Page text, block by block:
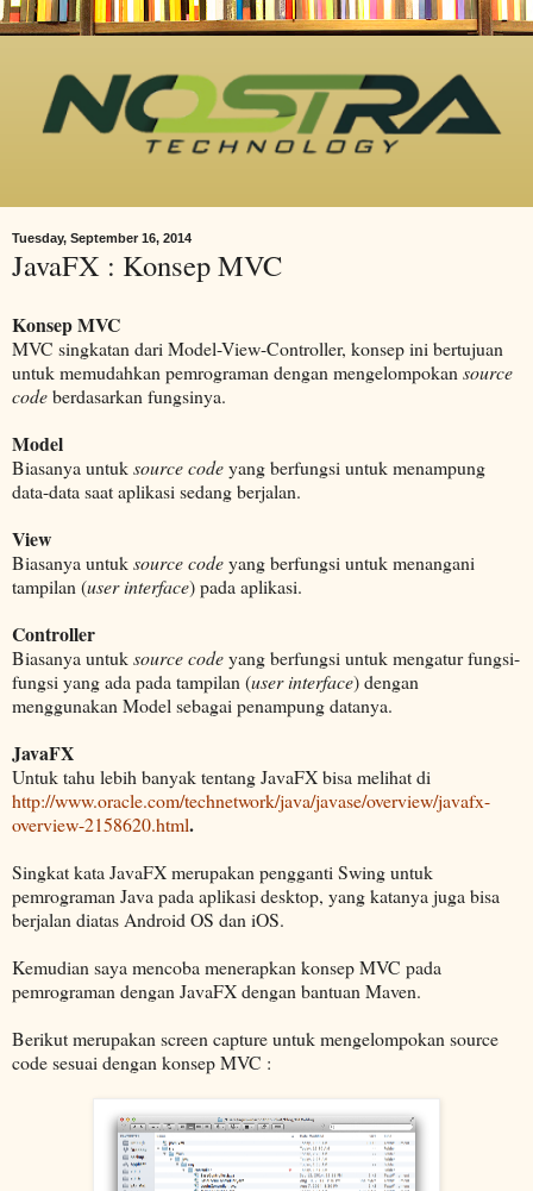
Tuesday, September 16, 2014
JavaFX : Konsep MVC
Konsep MVC
MVC singkatan dari Model-View-Controller, konsep ini bertujuan
untuk memudahkan pemrograman dengan mengelompokan source
codeberdasarkan fungsinya.
Model
Biasanya untuksource codeyang berfungsi untuk menampung
data-data saat aplikasi sedang berjalan.
View
Biasanya untuksource codeyang berfungsi untuk menangani
tampilan (user interface) pada aplikasi.
Controller
Biasanya untuksource codeyang berfungsi untuk mengatur fungsi-
fungsi yang ada pada tampilan (user interface) dengan
menggunakan Model sebagai penampung datanya.
JavaFX
Untuk tahu lebih banyak tentang JavaFX bisa melihat di
http://www.oracle.com/technetwork/java/javase/overview/javafx-
overview-2158620.html.
Singkat kata JavaFX merupakan pengganti Swing untuk
pemrograman Java pada aplikasi desktop, yang katanya juga bisa
berjalan diatas Android OS dan iOS.
Kemudian saya mencoba menerapkan konsep MVC pada
pemrograman dengan JavaFX dengan bantuan Maven.
Berikut merupakan screen capture untuk mengelompokan source
code sesuai dengan konsep MVC :